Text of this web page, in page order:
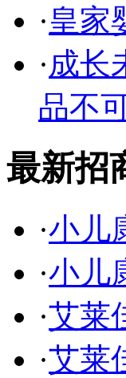
·皇家
·成长
品不
最新招
·小儿
·小儿
·艾莱
·艾莱